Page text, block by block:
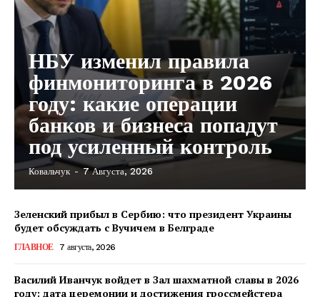
НБУ изменил правила
финмониторинга в 2026
году: какие операции
банков и бизнеса попадут
под усиленный контроль
Ковальчук - 7 Августа, 2026
Зеленский прибыл в Сербию: что президент Украины
будет обсуждать с Вучичем в Белграде
ГЛАВНОЕ 7 августа, 2026
Василий Иванчук войдет в Зал шахматной славы в 2026
году: дата церемонии и достижения гроссмейстера